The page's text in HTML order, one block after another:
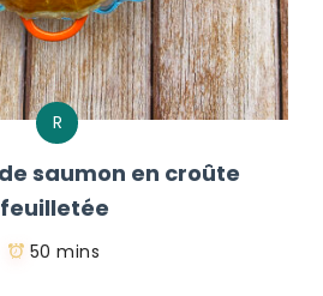
R
saumon en croûte
feuilletée
50 mins